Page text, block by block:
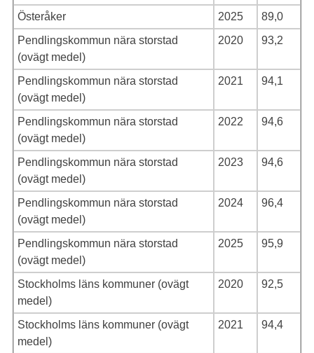
Österåker
2025
89,0
Pendlingskommun nära storstad
(ovägt medel)
2020 93,2
Pendlingskommun nära storstad
(ovägt medel)
2021 94,1
Pendlingskommun nära storstad
(ovägt medel)
2022 94,6
Pendlingskommun nära storstad
(ovägt medel)
2023 94,6
Pendlingskommun nära storstad
(ovägt medel)
2024 96,4
Pendlingskommun nära storstad
(ovägt medel)
2025 95,9
Stockholms läns kommuner (ovägt
medel)
2020 92,5
Stockholms läns kommuner (ovägt
medel)
2021 94,4